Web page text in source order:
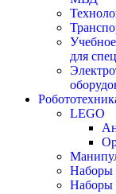
для
LEGO
Наборы
Наборы